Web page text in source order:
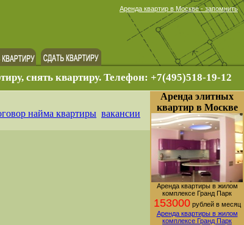
Аренда квартир в Москве - запомнить
снять квартиру. Телефон: +7(495)518-19-12
найма квартиры вакансии
Аренда элитных
квартир в Москве
Аренда квартиры в жилом
комплексе Гранд Парк
153000рублей в месяц
Аренда квартиры в жилом
комплексе Гранд Парк